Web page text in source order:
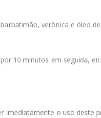
verônica e óleo
10 minutos em seguida,
imediatamente o uso deste